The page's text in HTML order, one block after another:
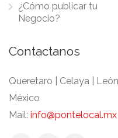
¿Cómo publicar tu
Negocio?
Contactanos
Queretaro | Celaya | León
México
Mail: info@pontelocal.mx